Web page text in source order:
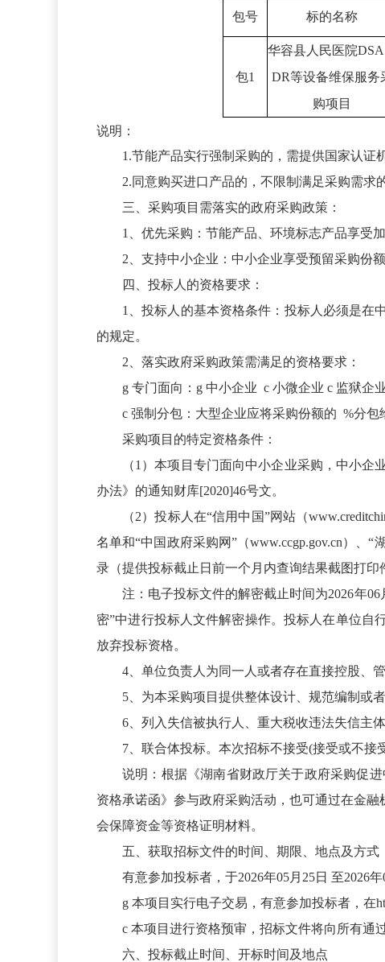
包号 标的名称
包1
华容县人民医院DSA
DR等设备维保服务
购项目
说明：
1.节能产品实行强制采购的，需提供国家认证
2.同意购买进口产品的，不限制满足采购需求
三、采购项目需落实的政府采购政策：
1、优先采购：节能产品、环境标志产品享受
2、支持中小企业：中小企业享受预留采购份额
四、投标人的资格要求：
1、投标人的基本资格条件：投标人必须是在
的规定。
2、落实政府采购政策需满足的资格要求：
g 专门面向： g 中小企业 c 小微企业 c 监狱企
c 强制分包：大型企业应将采购份额的 %分包
采购项目的特定资格条件：
（1）本项目专门面向中小企业采购，中小
办法》的通知财库[2020]46号文。
（2）投标人在“信用中国”网站（
名单和“中国政府采购网”（www.ccgp.gov.cn）、
录（提供投标截止日前一个月内查询结果截图打印
注：电子投标文件的解密截止时间为2026年
密”中进行投标人文件解密操作。投标人在单位自
放弃投标资格。
4、单位负责人为同一人或者存在直接控股、
5、为本采购项目提供整体设计、规范编制或
6、列入失信被执行人、重大税收违法失信主
7、联合体投标。本次招标不接受(接受或不接
说明：根据《湖南省财政厅关于政府采购促
资格承诺函》参与政府采购活动，也可通过在金
会保障资金等资格证明材料。
五、获取招标文件的时间、期限、地点及方式
有意参加投标者，于2026年05月25日 至2026年
g 本项目实行电子交易，有意参加投标者，在
c 本项目进行资格预审，招标文件将向所有通
六、投标截止时间、开标时间及地点